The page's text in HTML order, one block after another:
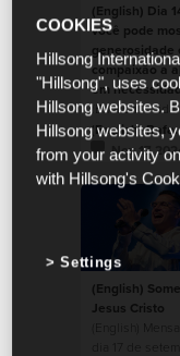
(English) Dia
você pode
generosidade
compaixão a
em
(English)
necessitados
comunidade.
Nov 17 2024
(English)
Jesus Cristo
(English)
COOKIES
Hillsong
"Hillsong", uses
Hillsong websites.
Hillsong websites,
from your activity
with Hillsong's
Settings